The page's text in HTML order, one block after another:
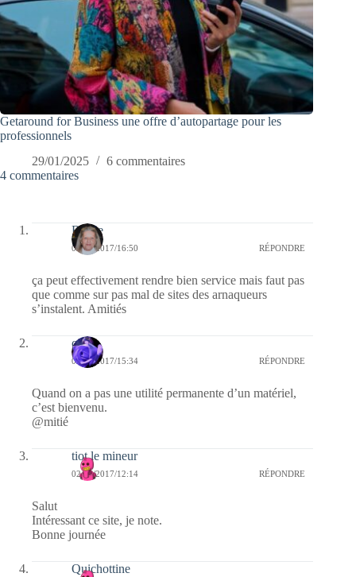
Getaround for Business une offre d’autopartage pour les
professionnels
29/01/2025
6 commentaires
4 commentaires
Renee
02/02/2017/16:50 RÉPONDRE
ça peut effectivement rendre bien service mais faut pas
que comme sur pas mal de sites des arnaqueurs
s’instalent. Amitiés
covix
02/02/2017/15:34 RÉPONDRE
Quand on a pas une utilité permanente d’un matériel,
c’est bienvenu.
@mitié
tiot le mineur
02/02/2017/12:14 RÉPONDRE
Salut
Intéressant ce site, je note.
Bonne journée
Quichottine